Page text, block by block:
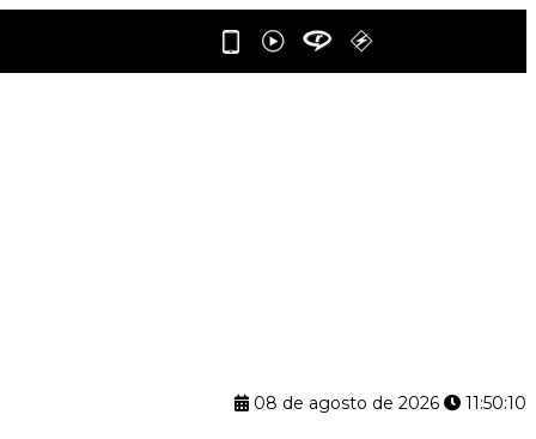
08 de agosto de 2026 11:50:11